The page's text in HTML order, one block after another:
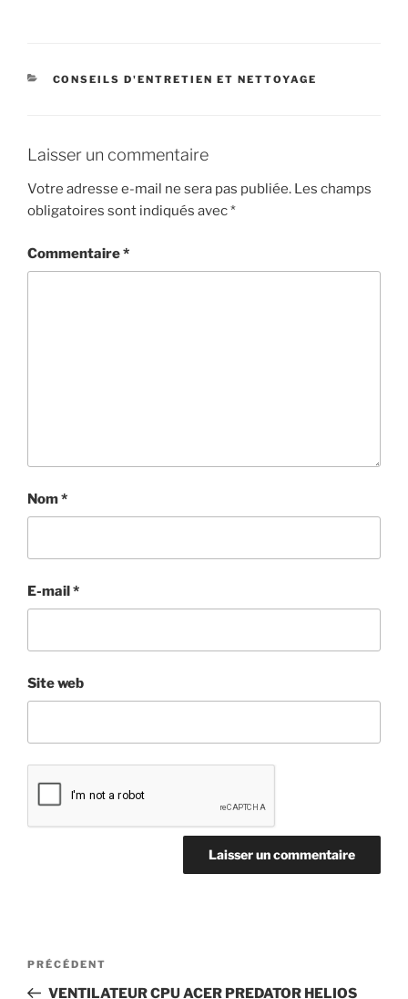
CATÉGORIES
CONSEILS D'ENTRETIEN ET NETTOYAGE
Laisser un commentaire
Votre adresse e-mail ne sera pas publiée. Les champs
obligatoires sont indiqués avec*
Commentaire*
Nom*
E-mail*
Site web
Navigation
Article
précédent
PRÉCÉDENT
VENTILATEUR CPU ACER PREDATOR HELIOS